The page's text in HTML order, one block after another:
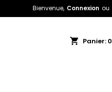
Bienvenue, Connexion ou
shopping_cart Panier: 0